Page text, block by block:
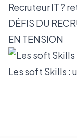
Recruteur IT ?
DÉFIS DU
EN TENSION
Les soft Skills :